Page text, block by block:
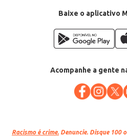
Baixe o aplicativo
Acompanhe a gente
Racismo é crime. Denuncie. Disque 100